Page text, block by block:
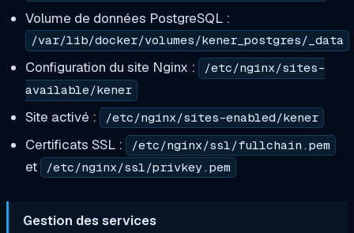
Volume de données PostgreSQL :
/var/lib/docker/volumes/kener_postgres/_data
Configuration du site Nginx :
/etc/nginx/sites-
available/kener
Site activé : /etc/nginx/sites-enabled/kener
Certificats SSL : /etc/nginx/ssl/fullchain.pem
et /etc/nginx/ssl/privkey.pem
Gestion des services